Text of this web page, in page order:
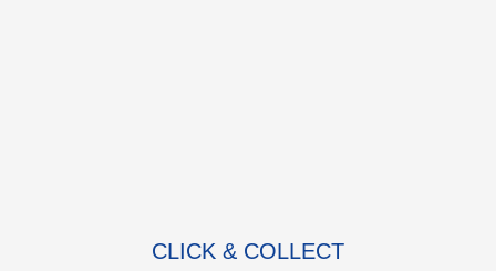
CLICK & COLLECT